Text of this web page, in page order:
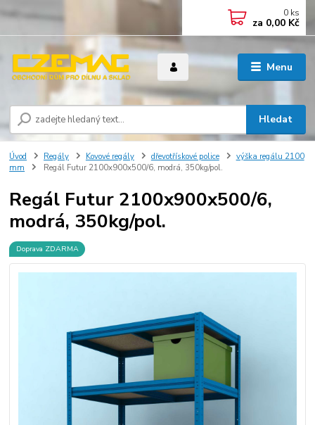
Menu
Hledat
0 ks
za 0,00 Kč
Úvod Regály Kovové regály dřevotřískové police
výška regálu 2100
mm
Regál Futur 2100x900x500/6, modrá, 350kg/pol.
Regál Futur 2100x900x500/6,
modrá, 350kg/pol.
Doprava ZDARMA